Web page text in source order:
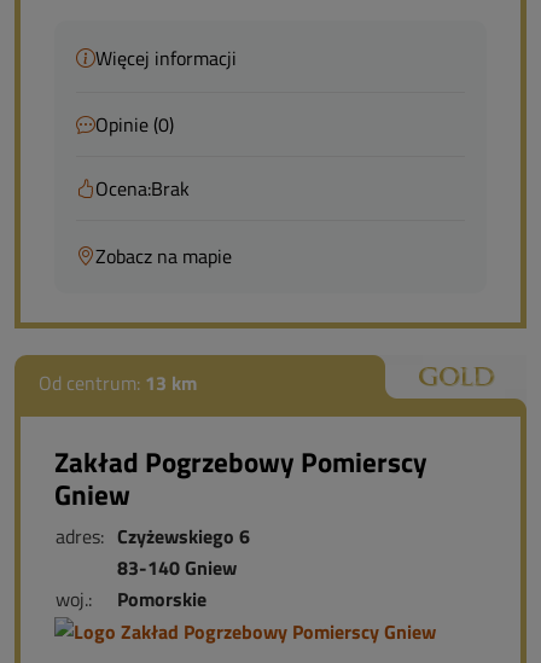
Więcej informacji
Opinie (0)
Ocena:Brak
Zobacz na mapie
Od centrum: 13 km
Zakład Pogrzebowy Pomierscy
Gniew
adres: Czyżewskiego 6
83-140 Gniew
woj.:
Pomorskie